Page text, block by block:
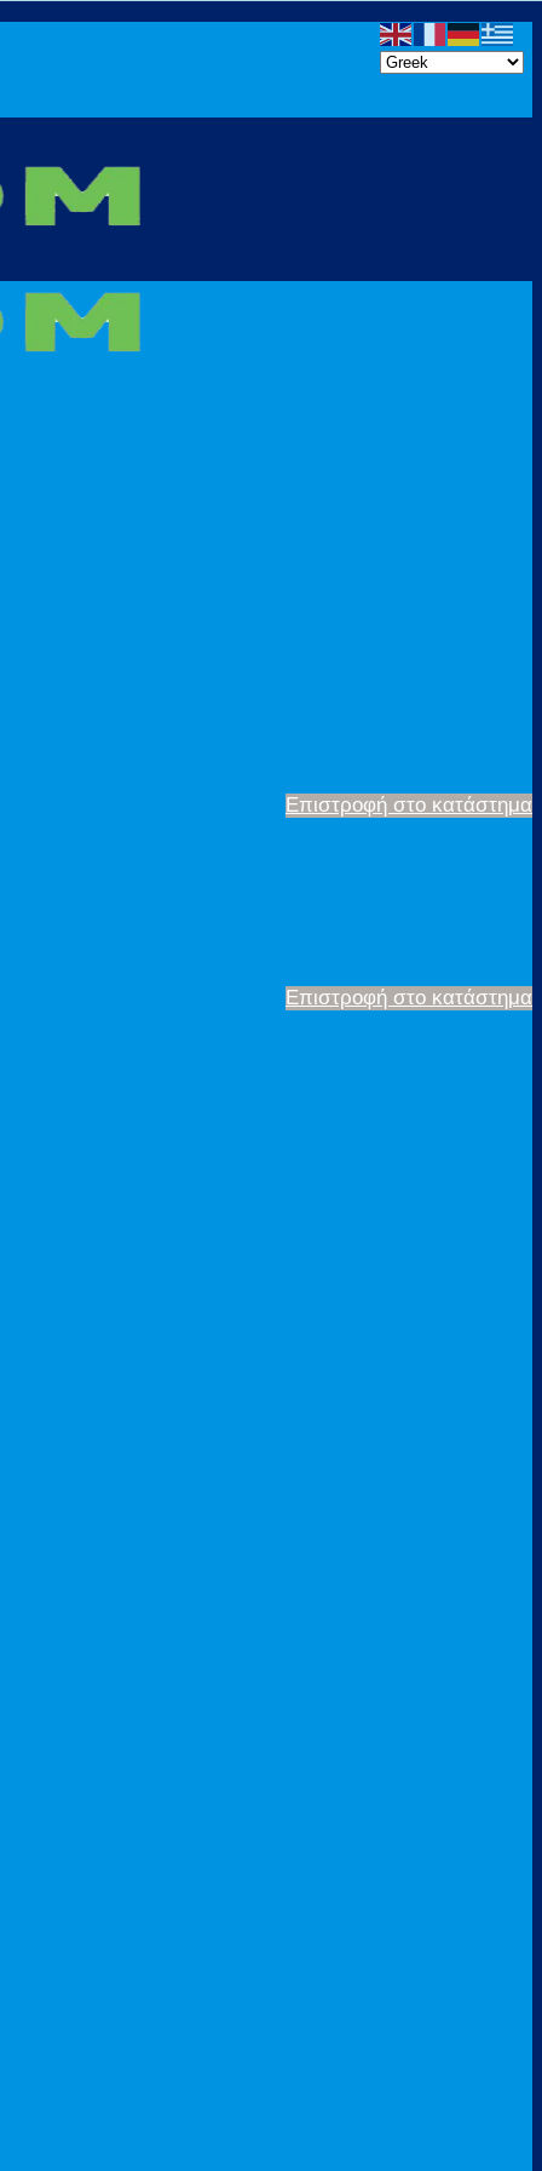
Επιστροφή στο κατάστημα
Επιστροφή στο κατάστημα